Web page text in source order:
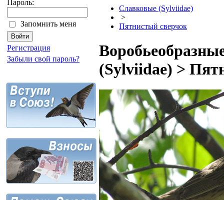
Пароль:
Запомнить меня
Регистрация
Забыли свой пароль?
Славковые (Sylviidae)
>
Пятнистый сверчок
(Sylviidae) >